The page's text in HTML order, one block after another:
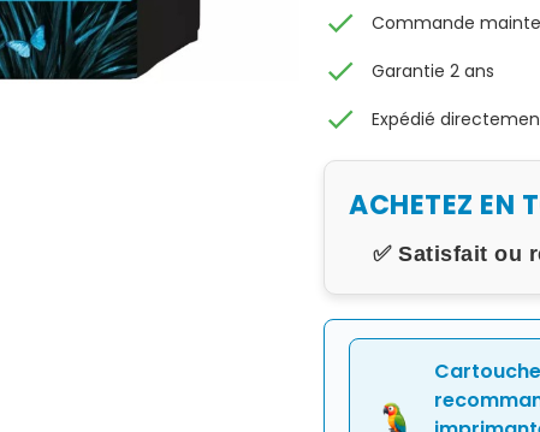
check Commande
check Garantie 2 ans
check Expédié
ACHETEZ EN
✅ Satisfait ou